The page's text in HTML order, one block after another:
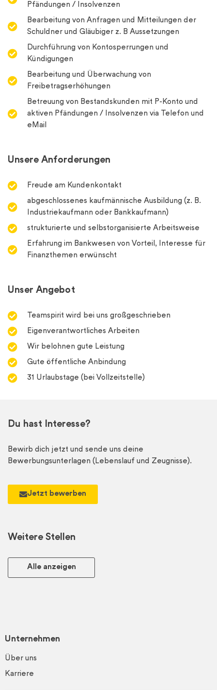
Pfändungen / Insolvenzen
Bearbeitung von Anfragen und Mitteilungen der
Schuldner und Gläubiger z. B Aussetzungen
Durchführung von Kontosperrungen und
Kündigungen
Bearbeitung und Überwachung von
Freibetragserhöhungen
Betreuung von Bestandskunden mit P-Konto und
aktiven Pfändungen / Insolvenzen via Telefon und
eMail
Unsere Anforderungen
Freude am Kundenkontakt
abgeschlossenes kaufmännische Ausbildung (z. B.
Industriekaufmann oder Bankkaufmann)
strukturierte und selbstorganisierte Arbeitsweise
Erfahrung im Bankwesen von Vorteil, Interesse für
Finanzthemen erwünscht
Unser Angebot
Teamspirit wird bei uns großgeschrieben
Eigenverantwortliches Arbeiten
Wir belohnen gute Leistung
Gute öffentliche Anbindung
31 Urlaubstage (bei Vollzeitstelle)
Du hast Interesse?
Bewirb dich jetzt und sende uns deine
Bewerbungsunterlagen (Lebenslauf und Zeugnisse).
Jetzt bewerben
Weitere Stellen
Alle anzeigen
Unternehmen
Über uns
Karriere